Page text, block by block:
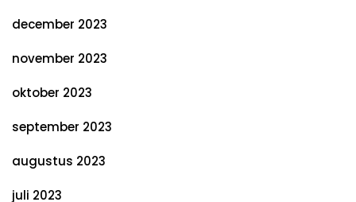
december 2023
november 2023
oktober 2023
september 2023
augustus 2023
juli 2023